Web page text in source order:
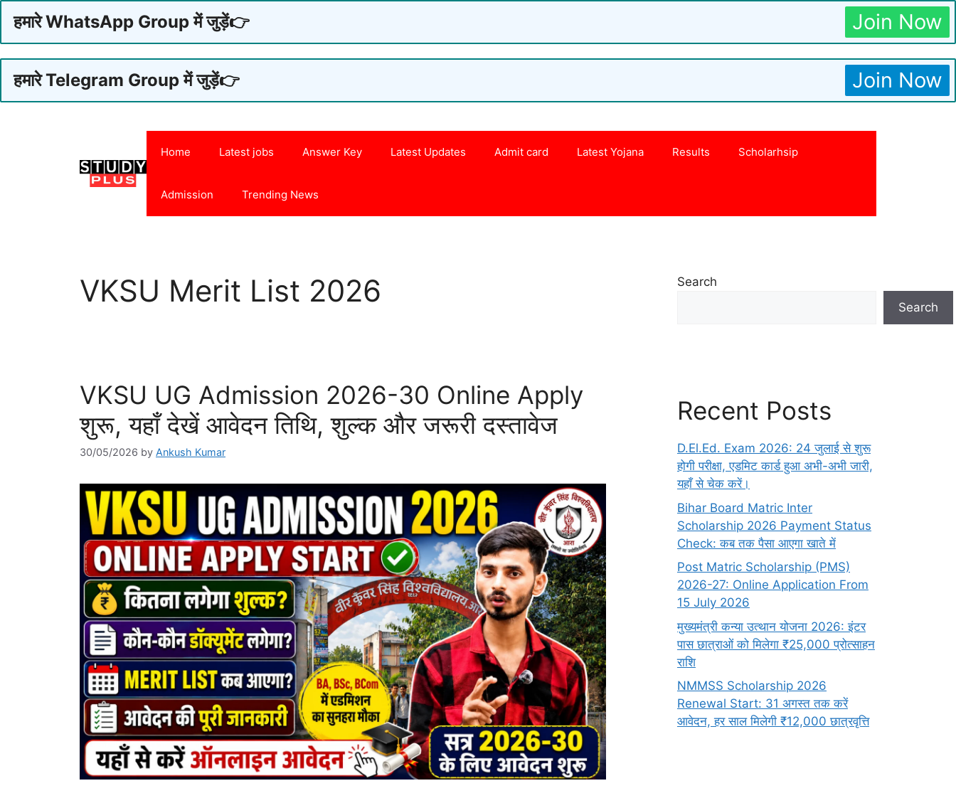
हमारे WhatsApp Group में जुड़ें👉 Join Now
हमारे Telegram Group में जुड़ें👉 Join Now
Home Latest jobs Answer Key Latest Updates Admit card Latest Yojana Results Scholarhsip
Admission Trending News
VKSU Merit List 2026
VKSU UG Admission 2026-30 Online Apply
शुरू, यहाँ देखें आवेदन तिथि, शुल्क और जरूरी दस्तावेज
30/05/2026 by Ankush Kumar
Search
Search
Recent Posts
D.El.Ed. Exam 2026: 24 जुलाई से शुरू
होगी परीक्षा, एडमिट कार्ड हुआ अभी-अभी जारी,
यहाँ से चेक करें।
Bihar Board Matric Inter
Scholarship 2026 Payment Status
Check: कब तक पैसा आएगा खाते में
Post Matric Scholarship (PMS)
2026-27: Online Application From
15 July 2026
मुख्यमंत्री कन्या उत्थान योजना 2026: इंटर
पास छात्राओं को मिलेगा ₹25,000 प्रोत्साहन
राशि
NMMSS Scholarship 2026
Renewal Start: 31 अगस्त तक करें
आवेदन, हर साल मिलेगी ₹12,000 छात्रवृत्ति